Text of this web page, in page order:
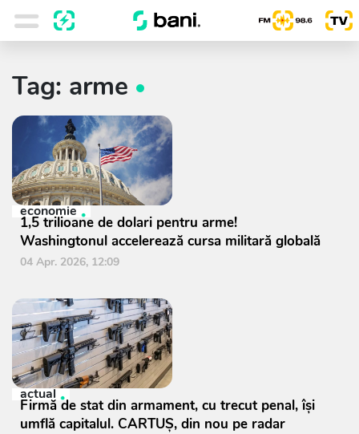
Tag: arme
economie
1,5 trilioane de dolari pentru arme!
Washingtonul accelerează cursa militară globală
04 Apr. 2026, 12:09
actual
Firmă de stat din armament, cu trecut penal, își
umflă capitalul. CARTUȘ, din nou pe radar